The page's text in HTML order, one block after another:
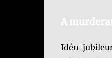
A
Idén